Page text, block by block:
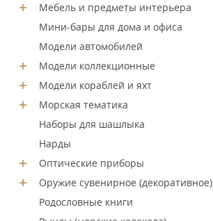
Мебель и предметы интерьера
Мини-бары для дома и офиса
Модели автомобилей
Модели коллекционные
Модели кораблей и яхт
Морская тематика
Наборы для шашлыка
Нарды
Оптические приборы
Оружие сувенирное (декоративное)
Родословные книги